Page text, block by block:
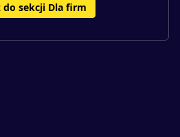
do sekcji Dla firm